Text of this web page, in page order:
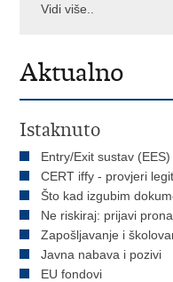
Vidi više..
Aktualno
Istaknuto
Entry/Exit sustav (EES)
CERT iffy - provjeri
Što kad izgubim
Ne riskiraj: prijavi
Zapošljavanje i
Javna nabava i pozivi
EU fondovi